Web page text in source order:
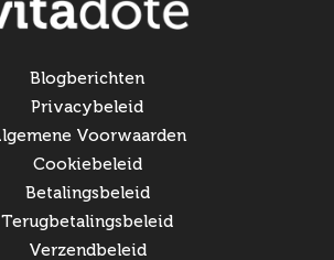
Blogberichten
Privacybeleid
Voorwaarden
Cookiebeleid
Betalingsbeleid
Terugbetalingsbeleid
Verzendbeleid